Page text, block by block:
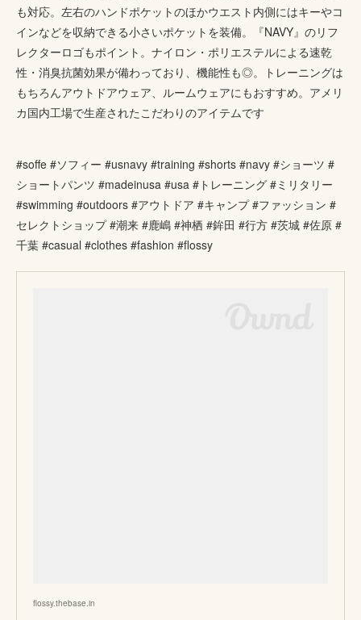
も対応。左右のハンドポケットのほかウエスト内側にはキーやコ
インなどを収納できる小さいポケットを装備。『NAVY』のリフ
レクターロゴもポイント。ナイロン・ポリエステルによる速乾
性・消臭抗菌効果が備わっており、機能性も◎。トレーニングは
もちろんアウトドアウェア、ルームウェアにもおすすめ。アメリ
カ国内工場で生産されたこだわりのアイテムです
#soffe #ソフィー #usnavy #training #shorts #navy #ショーツ #
ショートパンツ #madeinusa #usa #トレーニング #ミリタリー
#swimming #outdoors #アウトドア #キャンプ #ファッション #
セレクトショップ #潮来 #鹿嶋 #神栖 #鉾田 #行方 #茨城 #佐原 #
千葉 #casual #clothes #fashion #flossy
flossy.thebase.in